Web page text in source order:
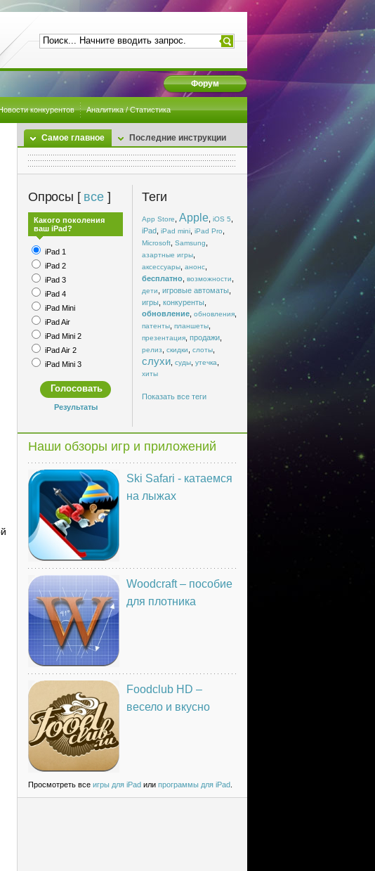
Форум
конкурентов Аналитика / Статистика
Самое главное Последние инструкции
Опросы [ все]
Какого поколения
ваш iPad?
iPad 1
iPad 2
iPad 3
iPad 4
iPad Mini
iPad Air
iPad Mini 2
iPad Air 2
iPad Mini 3
Результаты
Теги
App Store Apple iOS 5
iPad iPad mini iPad Pro
Microsoft Samsung
азартные игры
аксессуары анонс
бесплатно возможности
дети игровые автоматы
игры конкуренты
обновление обновления
патенты планшеты
презентация продажи
релиз скидки слоты
слухи суды утечка
хиты
Показать все теги
Наши обзоры игр и приложений
Ski Safari - катаемся
на лыжах
Woodcraft – пособие
для плотника
Foodclub HD –
весело и вкусно
Просмотреть все игры для iPad или программы для iPad